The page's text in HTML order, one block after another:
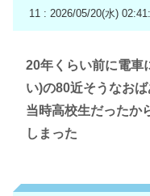
11 : 2026/05/20(水)
20年くらい前に電車
い)の80近そうなお
当時高校生だったか
しまった